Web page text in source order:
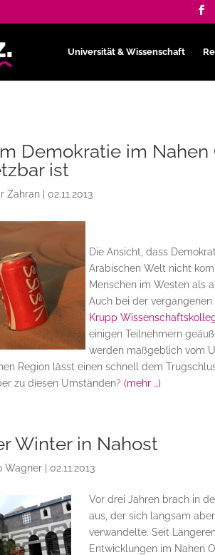
Universität & Wissenschaft
Demokratie im Nahen
ist
Zahran |02.11.2013
Die Ansicht, dass
Arabischen Welt nicht
Menschen im Westen als
Auch bei der vergangenen
Krupp
einigen Teilnehmern
werden maßgeblich vom
Region lässt einen schnell dem
zu diesen Umständen?(mehr …)
Winter in Nahost
Wagner |02.11.2013
Vor drei Jahren brach in
aus, der sich langsam
verwandelte. Seit
Entwicklungen im Nahen